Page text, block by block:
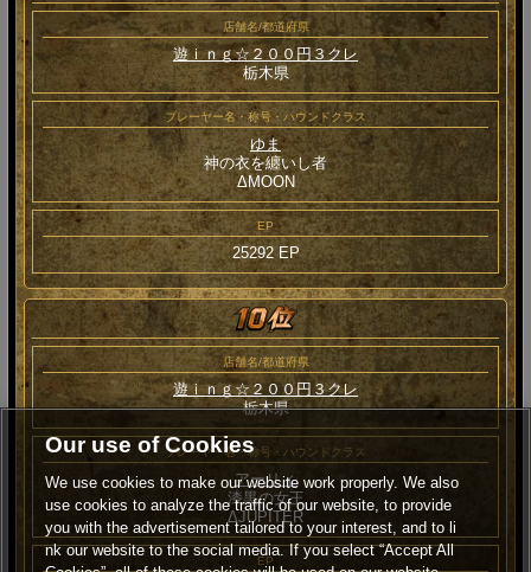
店舗名/都道府県
遊ｉｎｇ☆２００円３クレ
栃木県
プレーヤー名・称号・ハウンドクラス
ゆま
神の衣を纏いし者
ΔMOON
EP
25292 EP
店舗名/都道府県
遊ｉｎｇ☆２００円３クレ
栃木県
プレーヤー名・称号・ハウンドクラス
アーリィ
漆黒の女王
ΔJUPITER
EP
Our use of Cookies
We use cookies to make our website work properly. We also
use cookies to analyze the traffic of our website, to provide
you with the advertisement tailored to your interest, and to li
nk our website to the social media. If you select “Accept All